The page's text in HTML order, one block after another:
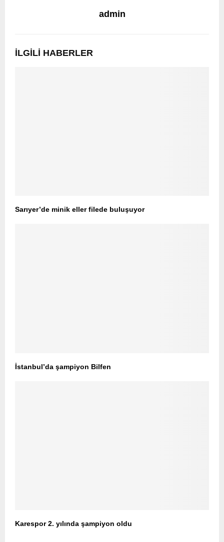
admin
İLGILI HABERLER
Sarıyer’de minik eller filede buluşuyor
İstanbul’da şampiyon Bilfen
Karespor 2. yılında şampiyon oldu